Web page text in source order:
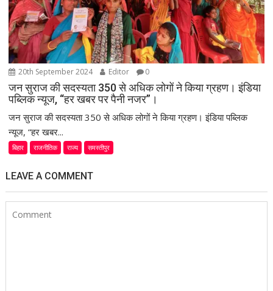
20th September 2024 Editor 0
जन सुराज की सदस्यता 350 से अधिक लोगों ने किया ग्रहण। इंडिया
पब्लिक न्यूज, “हर खबर पर पैनी नजर”।
जन सुराज की सदस्यता 350 से अधिक लोगों ने किया ग्रहण। इंडिया पब्लिक
न्यूज, “हर खबर...
बिहार राजनीतिक राज्य समस्तीपुर
LEAVE A COMMENT